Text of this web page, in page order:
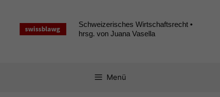
springen
Schweizerisches Wirtschaftsrecht •
hrsg. von Juana Vasella
Menü